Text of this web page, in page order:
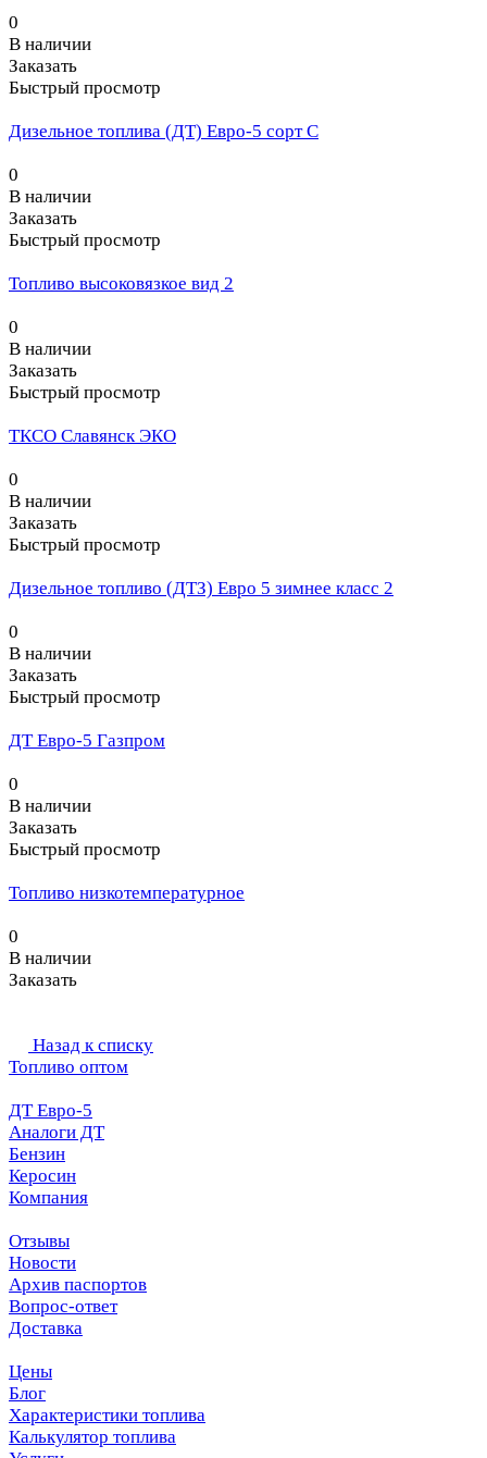
0
В наличии
Заказать
Быстрый просмотр
Дизельное топлива (ДТ) Евро-5 сорт С
0
В наличии
Заказать
Быстрый просмотр
Топливо высоковязкое вид 2
0
В наличии
Заказать
Быстрый просмотр
ТКСО Славянск ЭКО
0
В наличии
Заказать
Быстрый просмотр
Дизельное топливо (ДТЗ) Евро 5 зимнее класс 2
0
В наличии
Заказать
Быстрый просмотр
ДТ Евро-5 Газпром
0
В наличии
Заказать
Быстрый просмотр
Топливо низкотемпературное
0
В наличии
Заказать
Назад к списку
Топливо оптом
ДТ Евро-5
Аналоги ДТ
Бензин
Керосин
Компания
Отзывы
Новости
Архив паспортов
Вопрос-ответ
Доставка
Цены
Блог
Характеристики топлива
Калькулятор топлива